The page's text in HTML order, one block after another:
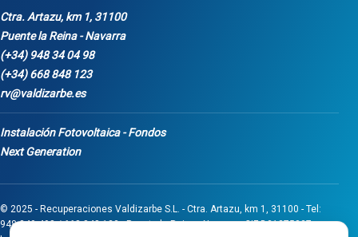
Ctra. Artazu, km 1, 31100
Puente la Reina - Navarra
(+34) 948 34 04 98
(+34) 668 848 123
rv@valdizarbe.es
Instalación Fotovoltaica - Fondos
Next Generation
© 2025 - Recuperaciones Valdizarbe S.L. - Ctra. Artazu, km 1, 31100 - Tel:
948 340 498 / 668 848 123 - Puente la Reina - Navarra - CIF B31275837.